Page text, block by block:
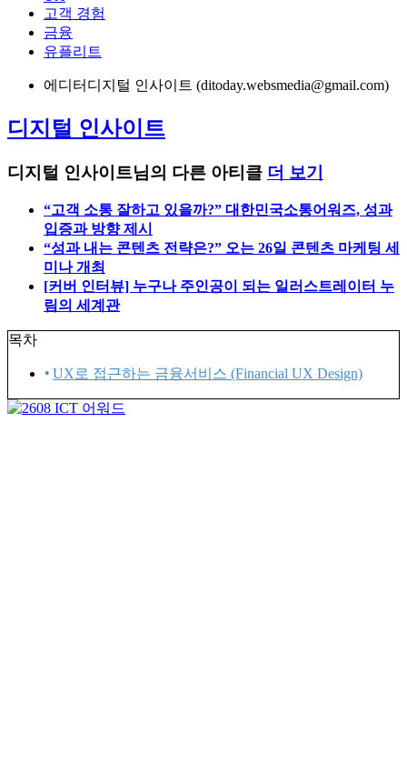
고객 경험
금융
유플리트
에디터 디지털 인사이트 (ditoday.websmedia@gmail.com)
디지털 인사이트
디지털 인사이트님의 다른 아티클 더 보기
“고객 소통 잘하고 있을까?” 대한민국소통어워즈, 성과
입증과 방향 제시
“성과 내는 콘텐츠 전략은?” 오는 26일 콘텐츠 마케팅 세
미나 개최
[커버 인터뷰] 누구나 주인공이 되는 일러스트레이터 누
림의 세계관
목차
UX로 접근하는 금융서비스 (Financial UX Design)